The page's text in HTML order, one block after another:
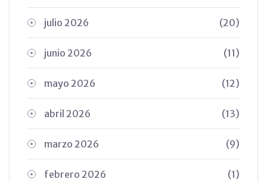
julio 2026 (20)
junio 2026 (11)
mayo 2026 (12)
abril 2026 (13)
marzo 2026 (9)
febrero 2026 (1)